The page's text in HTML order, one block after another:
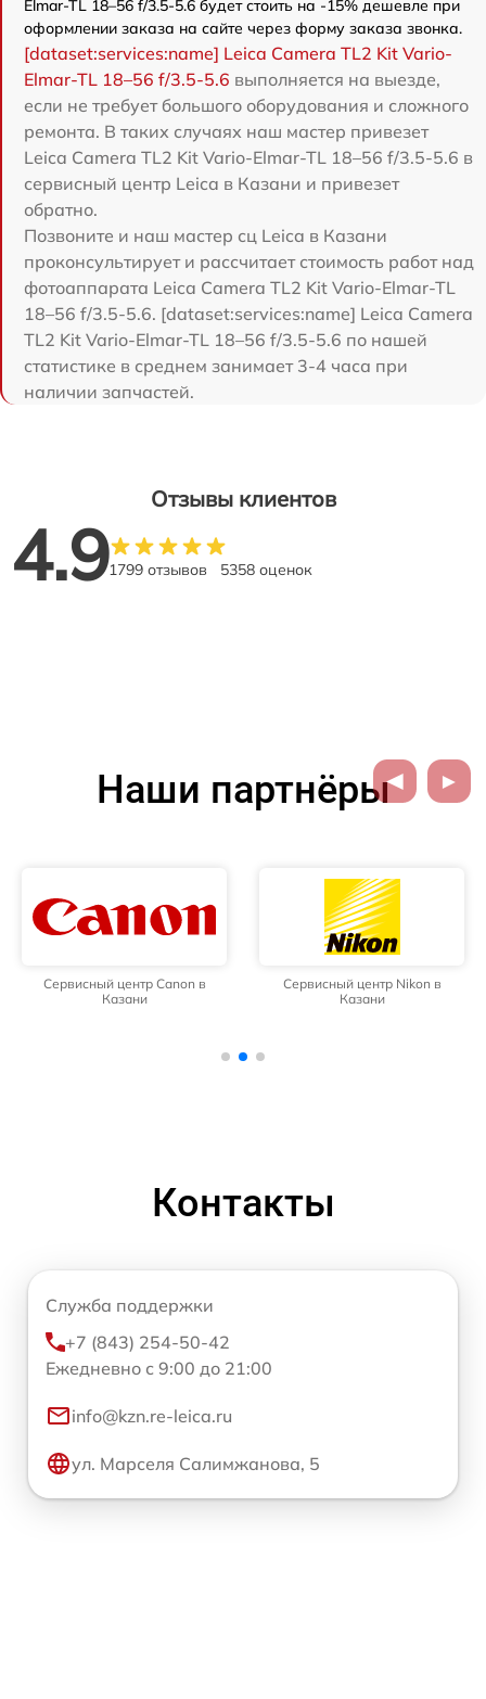
Elmar-TL 18–56 f/3.5-5.6 будет стоить на -15% дешевле при
оформлении заказа на сайте через форму заказа звонка.
[dataset:services:name] Leica Camera TL2 Kit Vario-
Elmar-TL 18–56 f/3.5-5.6 выполняется на выезде,
если не требует большого оборудования и сложного
ремонта. В таких случаях наш мастер привезет
Leica Camera TL2 Kit Vario-Elmar-TL 18–56 f/3.5-5.6 в
сервисный центр Leica в Казани и привезет
обратно.
Позвоните и наш мастер сц Leica в Казани
проконсультирует и рассчитает стоимость работ над
фотоаппарата Leica Camera TL2 Kit Vario-Elmar-TL
18–56 f/3.5-5.6. [dataset:services:name] Leica Camera
TL2 Kit Vario-Elmar-TL 18–56 f/3.5-5.6 по нашей
статистике в среднем занимает 3-4 часа при
наличии запчастей.
Отзывы клиентов
4.91799 отзывов 5358 оценок
Наши партнёры
Сервисный центр Canon в
Казани
Сервисный центр Nikon в
Казани
Контакты
Служба поддержки
+7 (843) 254-50-42
Ежедневно с 9:00 до 21:00
info@kzn.re-leica.ru
ул. Марселя Салимжанова, 5